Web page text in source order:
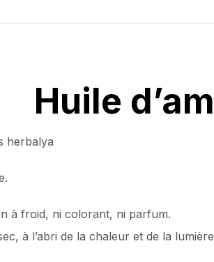
Huile
herbalya
à froid, ni colorant, ni parfum.
à l’abri de la chaleur et de la lumière